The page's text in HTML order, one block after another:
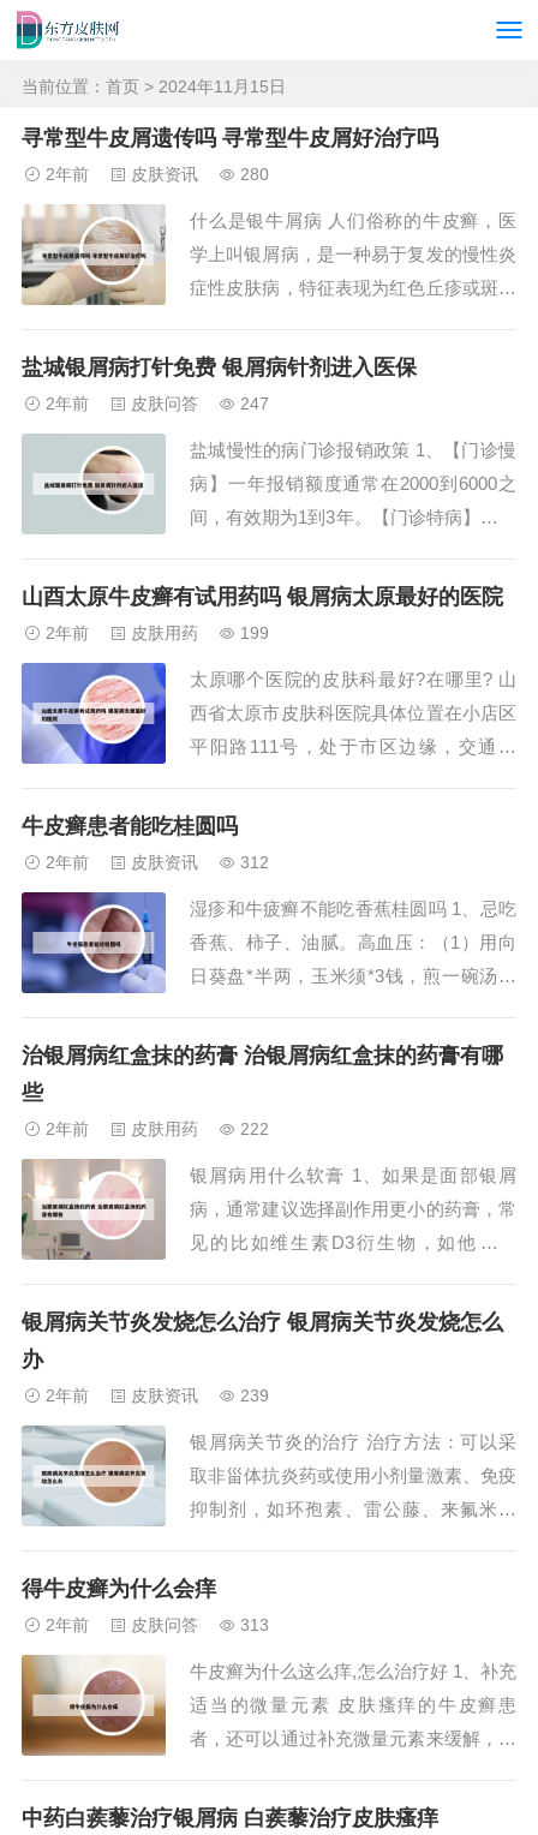
当前位置： 首页 > 2024年11月15日
寻常型牛皮屑遗传吗 寻常型牛皮屑好治疗吗
2年前 皮肤资讯 280
什么是银牛屑病 人们俗称的牛皮癣，医
学上叫银屑病，是一种易于复发的慢性炎
症性皮肤病，特征表现为红色丘疹或斑块
鲜?...
盐城银屑病打针免费 银屑病针剂进入医保
2年前 皮肤问答 247
盐城慢性的病门诊报销政策 1、【门诊慢
病】一年报销额度通常在2000到6000之
间，有效期为1到3年。【门诊特病】一年
况下终身有效。特病门诊治疗包括放化
不设起付线，其可报销费用的报销比例为
60...
山酉太原牛皮癣有试用药吗 银屑病太原最好的医院
2年前 皮肤用药 199
太原哪个医院的皮肤科最好?在哪里? 山
西省太原市皮肤科医院具体位置在小店区
平阳路111号，处于市区边缘，交通方
抵达。经停山西黄河医院的公交线路有12
原皮肤科好的医院推荐...
牛皮癣患者能吃桂圆吗
2年前 皮肤资讯 312
湿疹和牛疲癣不能吃香蕉桂圆吗 1、忌吃
香蕉、柿子、油腻。高血压：（1）用向
日葵盘*半两，玉米须*3钱，煎一碗汤一
（2）香蕉皮30克，晒干水煎喝，每日3
银杏叶每日15克，用开水冲喝下，半月见
效...
治银屑病红盒抹的药膏 治银屑病红盒抹的药膏有哪
些
2年前 皮肤用药 222
银屑病用什么软膏 1、如果是面部银屑
病，通常建议选择副作用更小的药膏，常
见的比如维生素D3衍生物，如他卡西
酶抑制剂，比如吡美莫司、他克莫司等。
常见的比如卤米松乳膏、复方氟米松软膏
等。2、如果已...
银屑病关节炎发烧怎么治疗 银屑病关节炎发烧怎么
办
2年前 皮肤资讯 239
银屑病关节炎的治疗 治疗方法：可以采
取非甾体抗炎药或使用小剂量激素、免疫
抑制剂，如环孢素、雷公藤、来氟米特
容忽视。最新有治疗银屑病关节炎的生物
治疗，首先用药和银屑病相同，也可以使
用芳香维甲酸类...
得牛皮癣为什么会痒
2年前 皮肤问答 313
牛皮癣为什么这么痒,怎么治疗好 1、补充
适当的微量元素 皮肤瘙痒的牛皮癣患
者，还可以通过补充微量元素来缓解，如
以起到稳定细胞膜的作用，同时还可以抵
中药白蒺藜治疗银屑病 白蒺藜治疗皮肤瘙痒